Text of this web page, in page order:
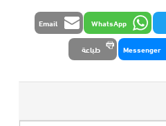
WhatsApp
Email
Messenger طباعة